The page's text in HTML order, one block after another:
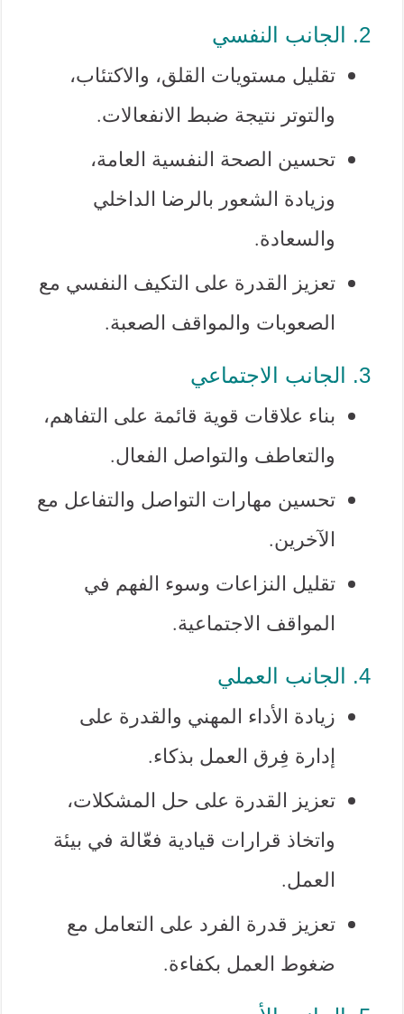
2. الجانب النفسي
تقليل مستويات القلق، والاكتئاب،
والتوتر نتيجة ضبط الانفعالات.
تحسين الصحة النفسية العامة،
وزيادة الشعور بالرضا الداخلي
والسعادة.
تعزيز القدرة على التكيف النفسي مع
الصعوبات والمواقف الصعبة.
3. الجانب الاجتماعي
بناء علاقات قوية قائمة على التفاهم،
والتعاطف والتواصل الفعال.
تحسين مهارات التواصل والتفاعل مع
الآخرين.
تقليل النزاعات وسوء الفهم في
المواقف الاجتماعية.
4. الجانب العملي
زيادة الأداء المهني والقدرة على
إدارة فِرق العمل بذكاء.
تعزيز القدرة على حل المشكلات،
واتخاذ قرارات قيادية فعّالة في بيئة
العمل.
تعزيز قدرة الفرد على التعامل مع
ضغوط العمل بكفاءة.